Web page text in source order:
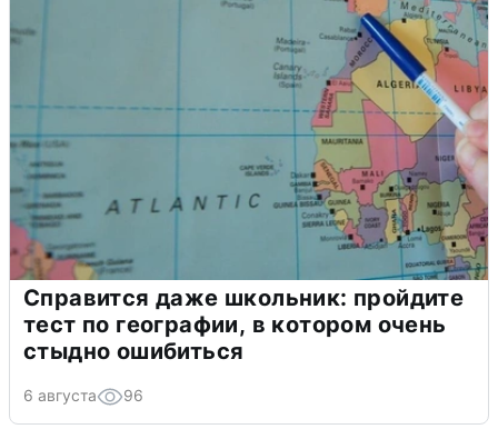
Справится даже школьник: пройдите
тест по географии, в котором очень
стыдно ошибиться
6 августа 96